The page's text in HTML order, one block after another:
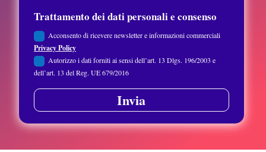
Trattamento dei dati personali e consenso
Acconsento di ricevere newsletter e informazioni commerciali
Privacy Policy
Autorizzo i dati forniti ai sensi dell’art. 13 Dlgs. 196/2003 e
dell’art. 13 del Reg. UE 679/2016
Invia